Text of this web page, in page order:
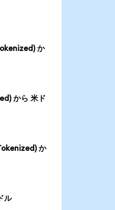
か
から 米ド
か
ル